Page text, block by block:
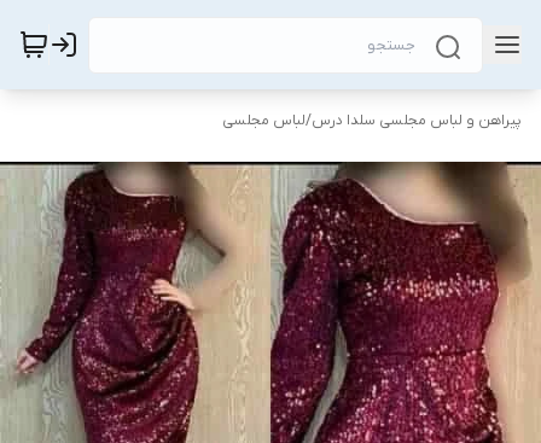
پیراهن و لباس مجلسی سلدا درس/لباس مجلسی